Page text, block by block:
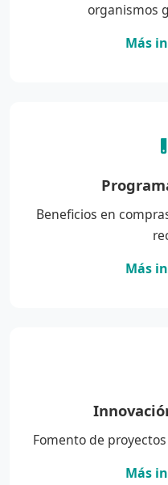
organismos
Más
Beneficios en
Más
Fomento de
Más